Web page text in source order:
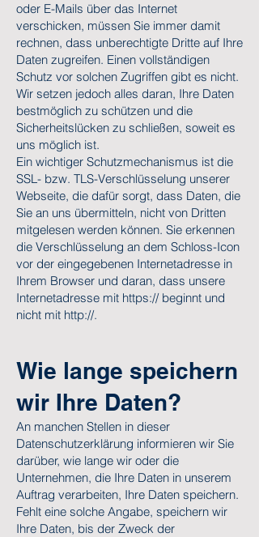
oder E-Mails über das Internet
verschicken, müssen Sie immer damit
rechnen, dass unberechtigte Dritte auf Ihre
Daten zugreifen. Einen vollständigen
Schutz vor solchen Zugriffen gibt es nicht.
Wir setzen jedoch alles daran, Ihre Daten
bestmöglich zu schützen und die
Sicherheitslücken zu schließen, soweit es
uns möglich ist.
Ein wichtiger Schutzmechanismus ist die
SSL- bzw. TLS-Verschlüsselung unserer
Webseite, die dafür sorgt, dass Daten, die
Sie an uns übermitteln, nicht von Dritten
mitgelesen werden können. Sie erkennen
die Verschlüsselung an dem Schloss-Icon
vor der eingegebenen Internetadresse in
Ihrem Browser und daran, dass unsere
Internetadresse mit https:// beginnt und
nicht mit http://.
Wie lange speichern
wir Ihre Daten?
An manchen Stellen in dieser
Datenschutzerklärung informieren wir Sie
darüber, wie lange wir oder die
Unternehmen, die Ihre Daten in unserem
Auftrag verarbeiten, Ihre Daten speichern.
Fehlt eine solche Angabe, speichern wir
Ihre Daten, bis der Zweck der